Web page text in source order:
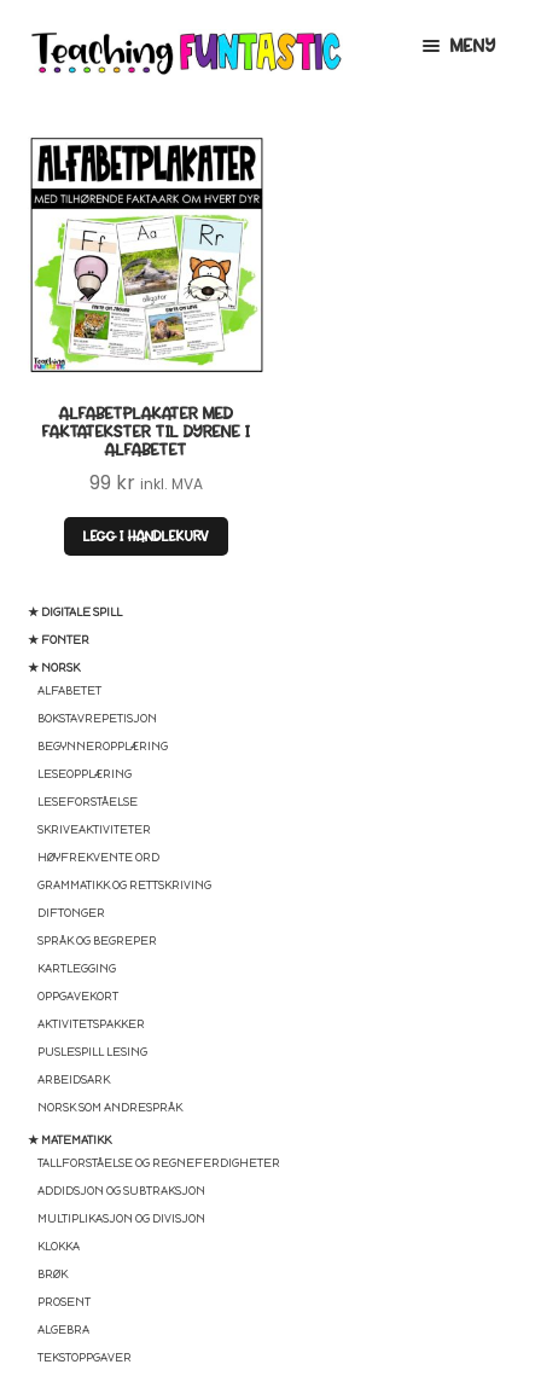
Hopp
til
Hopp
til
MENY
MIN KONTO
GRATIS
BUTIKK
LISENSER
TIPSHJØRNET
★ DIGITALE SPILL
★ FONTER
★ NORSK
ALFABETET
BOKSTAVREPETISJON
BEGYNNEROPPLÆRING
LESEOPPLÆRING
LESEFORSTÅELSE
SKRIVEAKTIVITETER
HØYFREKVENTE ORD
GRAMMATIKK OG RETTSKRIVING
DIFTONGER
SPRÅK OG BEGREPER
KARTLEGGING
OPPGAVEKORT
AKTIVITETSPAKKER
PUSLESPILL LESING
ARBEIDSARK
NORSK SOM ANDRESPRÅK
★ MATEMATIKK
TALLFORSTÅELSE OG REGNEFERDIGHETER
ADDIDSJON OG SUBTRAKSJON
MULTIPLIKASJON OG DIVISJON
KLOKKA
BRØK
PROSENT
ALGEBRA
TEKSTOPPGAVER
ALFABETPLAKATER MED
FAKTATEKSTER TIL DYRENE I
ALFABETET
99 kr inkl. MVA
LEGG I HANDLEKURV